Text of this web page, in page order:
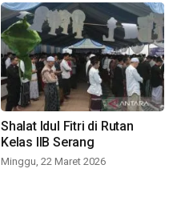
Shalat Idul Fitri di Rutan
Kelas IIB Serang
Minggu, 22 Maret 2026